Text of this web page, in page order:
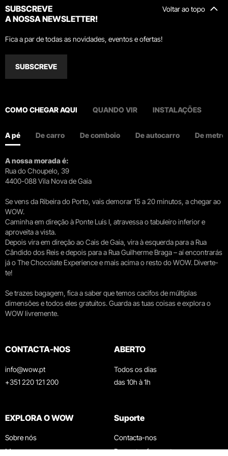
Voltar ao topo
SUBSCREVE
A NOSSA NEWSLETTER!
Fica a par de todas as novidades, eventos e ofertas!
SUBSCREVE
COMO CHEGAR AQUI QUANDO VIR INSTALAÇÕES
A pé De carro De comboio De autocarro De metro
A nossa morada é:
Rua do Choupelo, 39
4400-088 Vila Nova de Gaia
Se vens da Ribeira do Porto, vais demorar 15 a 20 minutos, a chegar ao
WOW.
Caminha em direção à Ponte Luís I, atravessa o tabuleiro inferior e
aproveita a vista.
Depois vira em direção ao Cais de Gaia, vira à esquerda para a Rua
Cândido dos Reis e depois para a Rua Guilherme Braga – aí encontrarás
já o The Chocolate Experience e mais acima o resto do WOW. Diverte-
te!
Se trazes bagagem, fica a saber que temos cacifos de múltiplas
dimensões e todos eles gratuitos. Guarda as tuas coisas e explora o
WOW livremente.
CONTACTA-NOS
info@wow.pt
+351 220 121 200
ABERTO
Todos os dias
das 10h à 1h
EXPLORA O WOW
Sobre nós
Museus
Suporte
Contacta-nos
Perguntas frequentes